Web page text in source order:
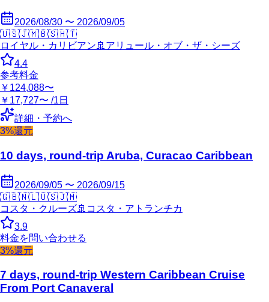
2026/08/30 〜 2026/09/05
🇺🇸🇯🇲🇧🇸🇭🇹
ロイヤル・カリビアン 🚢 アリュール・オブ・ザ・シーズ
4.4
参考料金
￥124,088〜
￥17,727〜 /1日
詳細・予約へ
3%還元
10 days, round-trip Aruba, Curacao Caribbean
2026/09/05 〜 2026/09/15
🇬🇧🇳🇱🇺🇸🇯🇲
コスタ・クルーズ🚢 コスタ・アトランチカ
3.9
料金を問い合わせる
3%還元
7 days, round-trip Western Caribbean Cruise
From Port Canaveral